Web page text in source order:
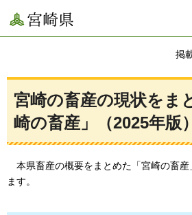
宮崎県
掲
宮崎の畜産の現状をま
崎の畜産」（2025年版）
本県畜産の概要をまとめた「宮崎の畜
ます。